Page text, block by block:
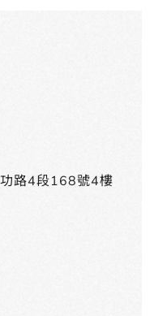
路4段168號4樓